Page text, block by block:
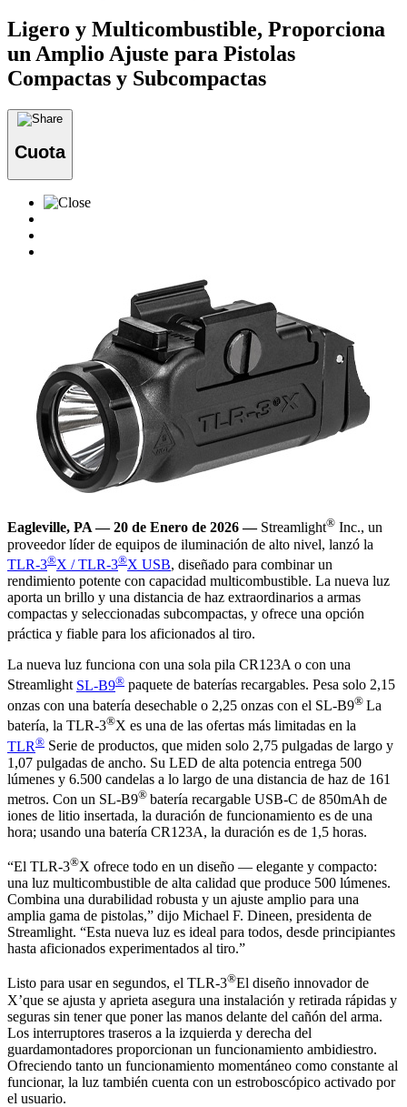
Ligero y Multicombustible, Proporciona
un Amplio Ajuste para Pistolas
Compactas y Subcompactas
Cuota
Eagleville, PA — 20 de Enero de 2026 —Streamlight® Inc., un
proveedor líder de equipos de iluminación de alto nivel, lanzó la
TLR-3®X / TLR-3®X USB, diseñado para combinar un
rendimiento potente con capacidad multicombustible. La nueva luz
aporta un brillo y una distancia de haz extraordinarios a armas
compactas y seleccionadas subcompactas, y ofrece una opción
práctica y fiable para los aficionados al tiro.
La nueva luz funciona con una sola pila CR123A o con una
Streamlight SL-B9® paquete de baterías recargables. Pesa solo 2,15
onzas con una batería desechable o 2,25 onzas con el SL-B9® La
batería, la TLR-3®X es una de las ofertas más limitadas en la
TLR® Serie de productos, que miden solo 2,75 pulgadas de largo y
1,07 pulgadas de ancho. Su LED de alta potencia entrega 500
lúmenes y 6.500 candelas a lo largo de una distancia de haz de 161
metros. Con un SL-B9® batería recargable USB-C de 850mAh de
iones de litio insertada, la duración de funcionamiento es de una
hora; usando una batería CR123A, la duración es de 1,5 horas.
“El TLR-3®X ofrece todo en un diseño — elegante y compacto:
una luz multicombustible de alta calidad que produce 500 lúmenes.
Combina una durabilidad robusta y un ajuste amplio para una
amplia gama de pistolas,” dijo Michael F. Dineen, presidenta de
Streamlight. “Esta nueva luz es ideal para todos, desde principiantes
hasta aficionados experimentados al tiro.”
Listo para usar en segundos, el TLR-3®El diseño innovador de
X’que se ajusta y aprieta asegura una instalación y retirada rápidas y
seguras sin tener que poner las manos delante del cañón del arma.
Los interruptores traseros a la izquierda y derecha del
guardamontadores proporcionan un funcionamiento ambidiestro.
Ofreciendo tanto un funcionamiento momentáneo como constante al
funcionar, la luz también cuenta con un estroboscópico activado por
el usuario.